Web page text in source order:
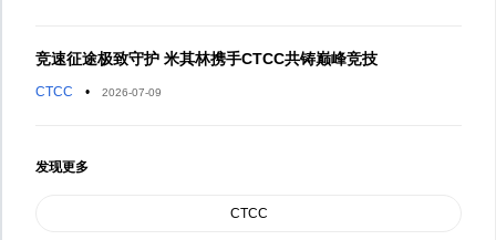
竞速征途极致守护 米其林携手CTCC共铸巅峰竞技
CTCC • 2026-07-09
发现更多
CTCC